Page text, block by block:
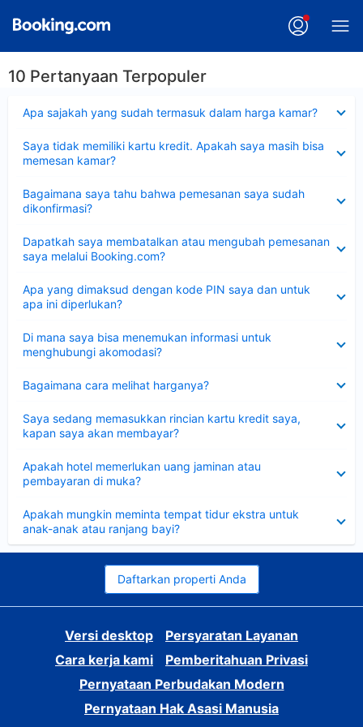
10 Pertanyaan Terpopuler
Apa sajakah yang sudah termasuk dalam harga kamar?
Saya tidak memiliki kartu kredit. Apakah saya masih bisa
memesan kamar?
Bagaimana saya tahu bahwa pemesanan saya sudah
dikonfirmasi?
Dapatkah saya membatalkan atau mengubah pemesanan
saya melalui Booking.com?
Apa yang dimaksud dengan kode PIN saya dan untuk
apa ini diperlukan?
Di mana saya bisa menemukan informasi untuk
menghubungi akomodasi?
Bagaimana cara melihat harganya?
Saya sedang memasukkan rincian kartu kredit saya,
kapan saya akan membayar?
Apakah hotel memerlukan uang jaminan atau
pembayaran di muka?
Apakah mungkin meminta tempat tidur ekstra untuk
anak-anak atau ranjang bayi?
Daftarkan properti Anda
Versi desktop
Persyaratan Layanan
Cara kerja kami
Pemberitahuan Privasi
Pernyataan Perbudakan Modern
Pernyataan Hak Asasi Manusia